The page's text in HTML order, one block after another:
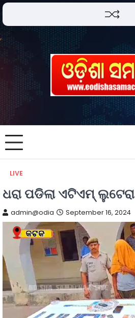
LIVE
ଧରା ପଡିଲା ଏଟିଏମ୍ ଲୁଟେରା
admin@odia September 16, 2024